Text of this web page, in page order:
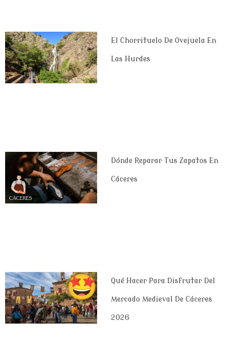
El Chorrituelo De Ovejuela En
Las Hurdes
Dónde Reparar Tus Zapatos En
Cáceres
Qué Hacer Para Disfrutar Del
Mercado Medieval De Cáceres
2026